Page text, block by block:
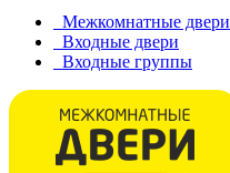
Межкомнатные двери
Входные двери
Входные группы